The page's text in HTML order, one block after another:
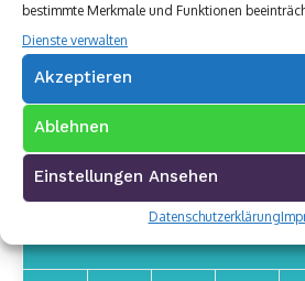
bestimmte Merkmale und Funktionen
Dienste verwalten
Akzeptieren
Ablehnen
Einstellungen Ansehen
Datenschutzerklärung
Archivkalender
NOVEMBER